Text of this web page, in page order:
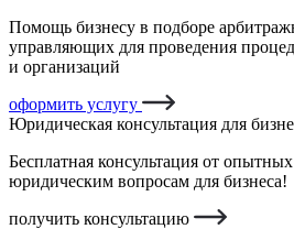
Помощь бизнесу в подборе
управляющих для проведения
и организаций
оформить услугу
Юридическая консультация для
Бесплатная консультация от
юридическим вопросам для бизнеса!
получить консультацию